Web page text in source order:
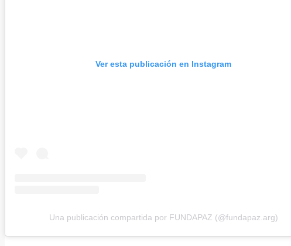
Ver esta publicación en Instagram
Una publicación compartida por FUNDAPAZ (@fundapaz.arg)